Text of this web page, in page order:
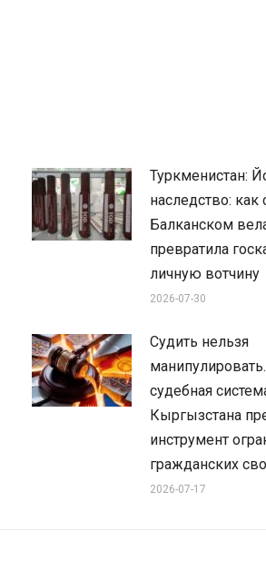
Туркменистан:
наследство: как
Балканском
превратила
личную вотчину
2026-07-30
Судить нельзя
судебная
Кыргызстана
инструмент
гражданских
2026-07-17